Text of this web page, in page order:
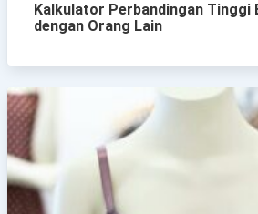
Kalkulator Perbandingan Tinggi
dengan Orang Lain